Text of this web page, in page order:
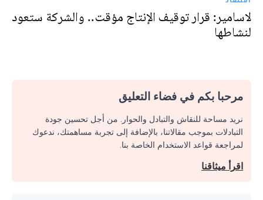
لاسامير: قرار توقيف الإنتاج مؤقت.. والشركة ستعود
لنشاطها
مرحبا بكم في فضاء التعليق
نريد مساحة للنقاش والتبادل والحوار. من أجل تحسين جودة
التبادلات بموجب مقالاتنا، بالإضافة إلى تجربة مساهمتك، ندعوك
لمراجعة قواعد الاستخدام الخاصة بنا.
اقرأ ميثاقنا